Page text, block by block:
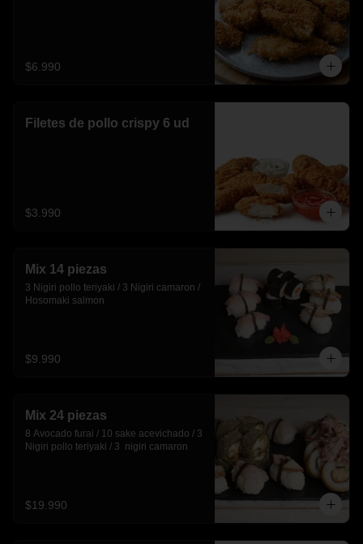
$6.990
Filetes de pollo crispy 6 ud
$3.990
Mix 14 piezas
3 Nigiri pollo teriyaki / 3 Nigiri camaron /
Hosomaki salmon
$9.990
Mix 24 piezas
8 Avocado furai / 10 sake acevichado / 3
Nigiri pollo teriyaki / 3  nigiri camaron
$19.990